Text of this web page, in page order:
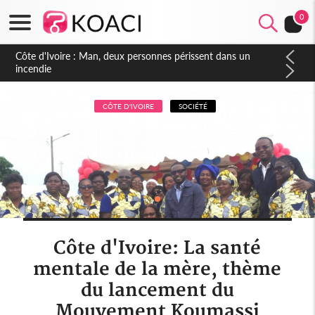
0
Côte d'Ivoire : Séileu, la célébration de la fête nationale
transformée en vaste campagne contre les produits
dépigmentants dangereux
CÔTE D'IVOIRE SOCIÉTÉ
Côte d'Ivoire: La santé
mentale de la mère, thème
du lancement du